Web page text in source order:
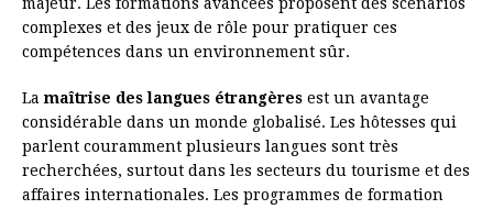
majeur. Les formations avancées proposent des scénarios
complexes et des jeux de rôle pour pratiquer ces
compétences dans un environnement sûr.
Lamaîtrise des langues étrangères est un avantage
considérable dans un monde globalisé. Les hôtesses qui
parlent couramment plusieurs langues sont très
recherchées, surtout dans les secteurs du tourisme et des
affaires internationales. Les programmes de formation